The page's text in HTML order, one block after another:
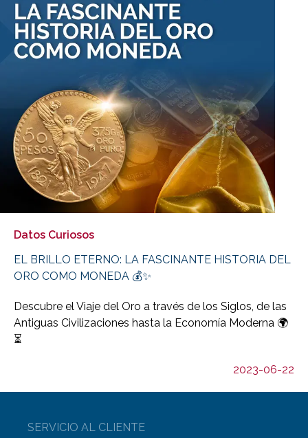
Datos Curiosos
EL BRILLO ETERNO: LA FASCINANTE HISTORIA DEL
ORO COMO MONEDA 💰✨
Descubre el Viaje del Oro a través de los Siglos, de las
Antiguas Civilizaciones hasta la Economía Moderna 🌍
⏳
2023-06-22
SERVICIO AL CLIENTE